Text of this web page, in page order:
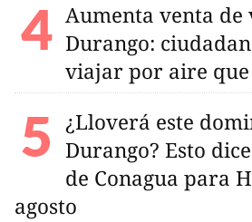
Aumenta venta de
Durango:
viajar por aire
¿Lloverá este
Durango? Esto
de Conagua para
agosto